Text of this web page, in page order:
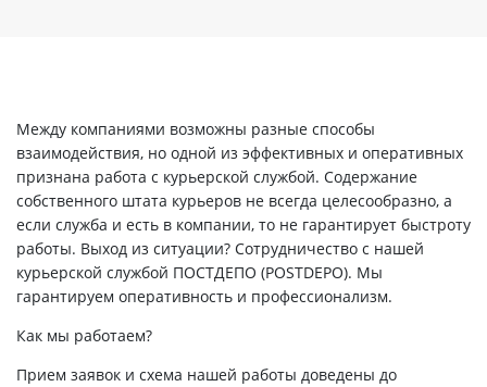
Между компаниями возможны разные способы
взаимодействия, но одной из эффективных и оперативных
признана работа с курьерской службой. Содержание
собственного штата курьеров не всегда целесообразно, а
если служба и есть в компании, то не гарантирует быстроту
работы. Выход из ситуации? Сотрудничество с нашей
курьерской службой ПОСТДЕПО (POSTDEPO). Мы
гарантируем оперативность и профессионализм.
Как мы работаем?
Прием заявок и схема нашей работы доведены до